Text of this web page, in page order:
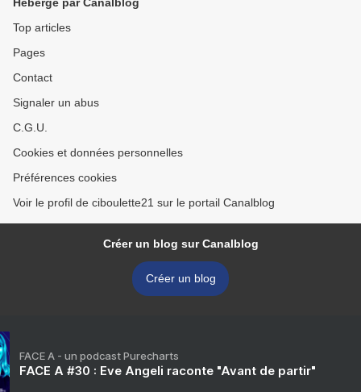
Top articles
Pages
Contact
Signaler un abus
C.G.U.
Cookies et données personnelles
Préférences cookies
Voir le profil de ciboulette21 sur le portail Canalblog
Créer un blog sur Canalblog
Créer un blog
FACE A - un podcast Purecharts
FACE A #30 : Eve Angeli raconte "Avant de partir"